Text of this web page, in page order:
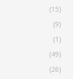
(15)
(9)
(1)
(49)
(26)